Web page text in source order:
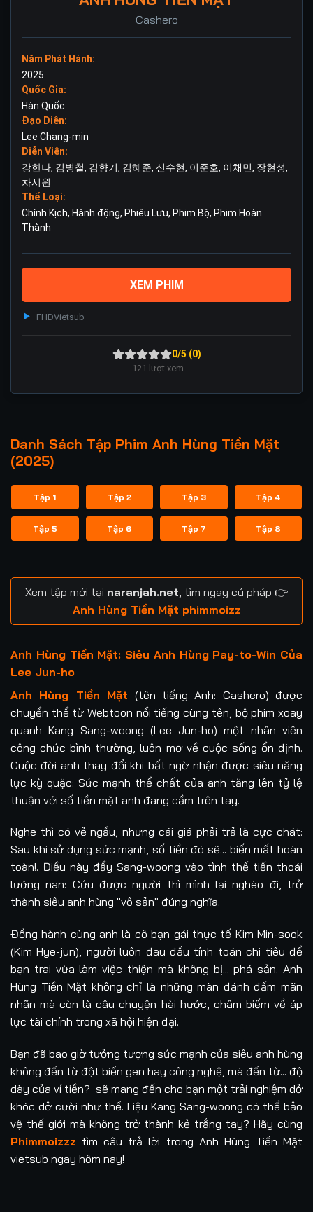
Cashero
Năm Phát Hành:
2025
Quốc Gia:
Hàn Quốc
Đạo Diễn:
Lee Chang-min
Diễn Viên:
강한나, 김병철, 김향기, 김혜준, 신수현, 이준호, 이채민, 장현성,
차시원
Thể Loại:
Chính Kịch, Hành động, Phiêu Lưu, Phim Bộ, Phim Hoàn
Thành
XEM PHIM
FHDVietsub
0/5 (0)
121 lượt xem
Danh Sách Tập Phim Anh Hùng Tiền Mặt
(2025)
Tập 1 Tập 2 Tập 3 Tập 4
Tập 5 Tập 6 Tập 7 Tập 8
Xem tập mới tại naranjah.net , tìm ngay cú pháp 👉
Anh Hùng Tiền Mặt phimmoizz
Anh Hùng Tiền Mặt: Siêu Anh Hùng Pay-to-Win Của
Lee Jun-ho
Anh Hùng Tiền Mặt (tên tiếng Anh: Cashero) được
chuyển thể từ Webtoon nổi tiếng cùng tên, bộ phim xoay
quanh Kang Sang-woong (Lee Jun-ho) một nhân viên
công chức bình thường, luôn mơ về cuộc sống ổn định.
Cuộc đời anh thay đổi khi bất ngờ nhận được siêu năng
lực kỳ quặc: Sức mạnh thể chất của anh tăng lên tỷ lệ
thuận với số tiền mặt anh đang cầm trên tay.
Nghe thì có vẻ ngầu, nhưng cái giá phải trả là cực chát:
Sau khi sử dụng sức mạnh, số tiền đó sẽ... biến mất hoàn
toàn!. Điều này đẩy Sang-woong vào tình thế tiến thoái
lưỡng nan: Cứu được người thì mình lại nghèo đi, trở
thành siêu anh hùng "vô sản" đúng nghĩa.
Đồng hành cùng anh là cô bạn gái thực tế Kim Min-sook
(Kim Hye-jun), người luôn đau đầu tính toán chi tiêu để
bạn trai vừa làm việc thiện mà không bị... phá sản. Anh
Hùng Tiền Mặt không chỉ là những màn đánh đấm mãn
nhãn mà còn là câu chuyện hài hước, châm biếm về áp
lực tài chính trong xã hội hiện đại.
Bạn đã bao giờ tưởng tượng sức mạnh của siêu anh hùng
không đến từ đột biến gen hay công nghệ, mà đến từ... độ
dày của ví tiền? sẽ mang đến cho bạn một trải nghiệm dở
khóc dở cười như thế. Liệu Kang Sang-woong có thể bảo
vệ thế giới mà không trở thành kẻ trắng tay? Hãy cùng
Phimmoizzz tìm câu trả lời trong Anh Hùng Tiền Mặt
vietsub ngay hôm nay!